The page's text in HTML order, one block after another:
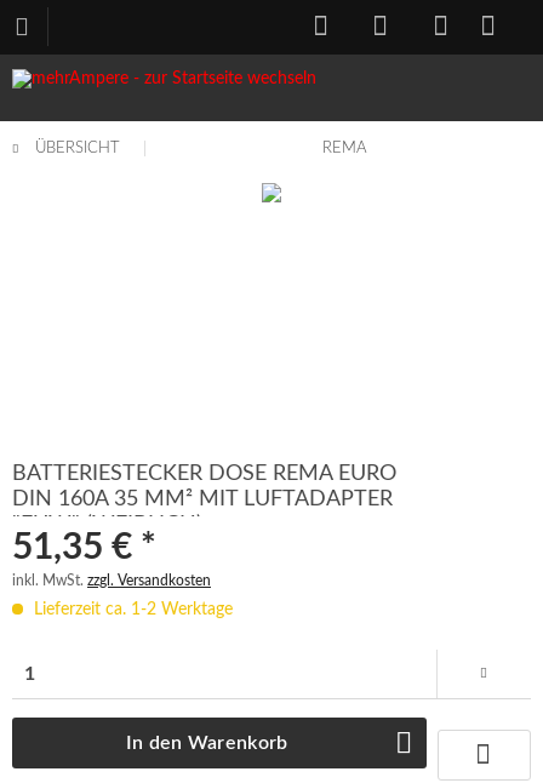
ÜBERSICHT REMA
BATTERIESTECKER DOSE REMA EURO
DIN 160A 35 MM² MIT LUFTADAPTER
51,35 € *
inkl. MwSt. zzgl. Versandkosten
Lieferzeit ca. 1-2 Werktage
In den Warenkorb